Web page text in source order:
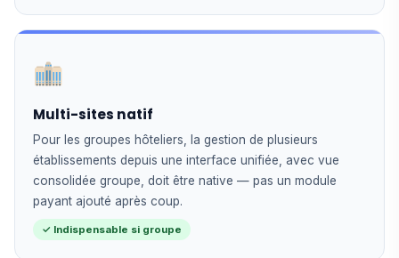
Multi-sites natif
Pour les groupes hôteliers, la gestion de plusieurs
établissements depuis une interface unifiée, avec vue
consolidée groupe, doit être native — pas un module
payant ajouté après coup.
✓ Indispensable si groupe